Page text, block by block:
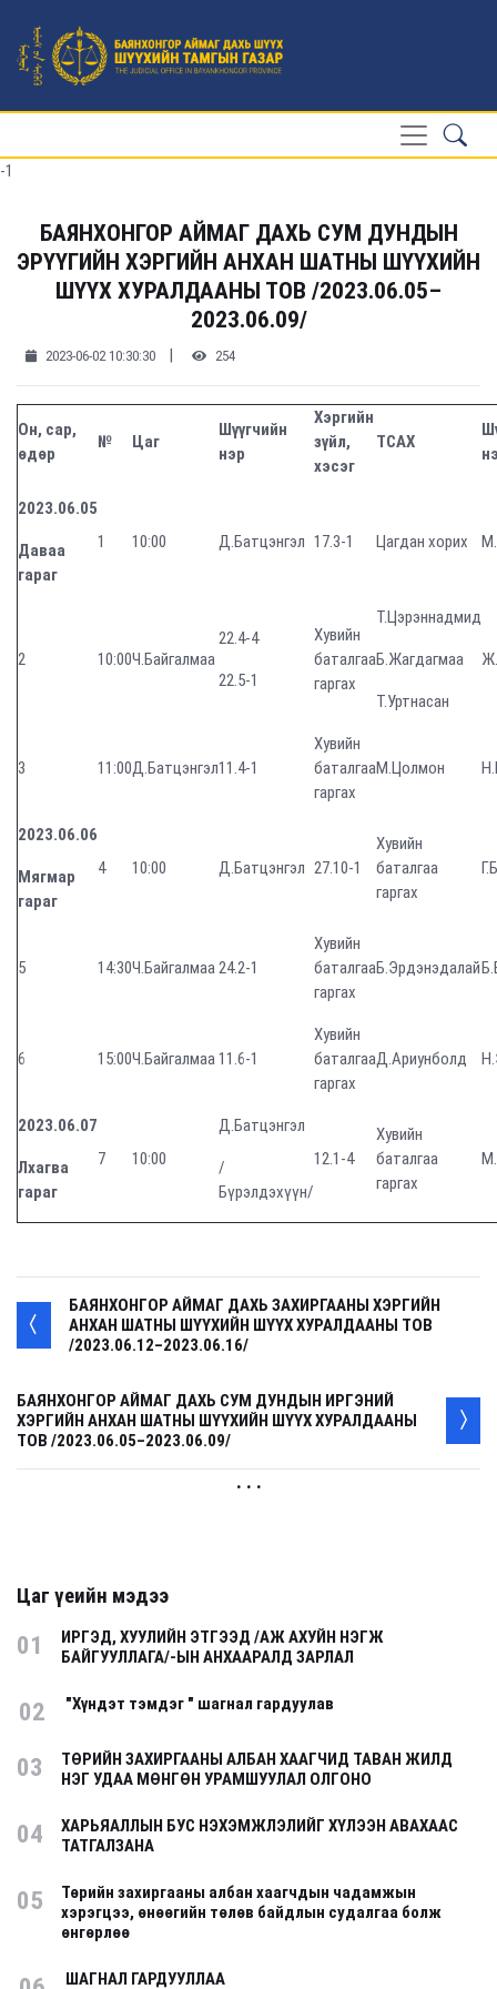
-1
БАЯНХОНГОР АЙМАГ ДАХЬ СУМ ДУНДЫН
ЭРҮҮГИЙН ХЭРГИЙН АНХАН ШАТНЫ ШҮҮХИЙН
ШҮҮХ ХУРАЛДААНЫ ТОВ /2023.06.05–
2023.06.09/
2023-06-02 10:30:30 | 254
Он, сар,
өдөр
№ Цаг
Шүүгчийн
нэр
Хэргийн
зүйл,
хэсэг
ТСАХ
2023.06.05
Даваа
гараг
1 10:00 Д.Батцэнгэл 17.3-1 Цагдан хорих
2 10:00Ч.Байгалмаа
22.4-4
22.5-1
Хувийн
баталгаа
гаргах
Т.Цэрэннадмид
Б.Жагдагмаа
Т.Уртнасан
3 11:00Д.Батцэнгэл11.4-1
Хувийн
баталгаа
гаргах
М.Цолмон
2023.06.06
Мягмар
гараг
4 10:00 Д.Батцэнгэл 27.10-1
Хувийн
баталгаа
гаргах
5 14:30Ч.Байгалмаа24.2-1
Хувийн
баталгаа
гаргах
Б.Эрдэнэдалай
6 15:00Ч.Байгалмаа11.6-1
Хувийн
баталгаа
гаргах
Д.Ариунболд
2023.06.07
Лхагва
гараг
7 10:00
Д.Батцэнгэл
/
Бүрэлдэхүүн/
12.1-4
Хувийн
баталгаа
гаргах
БАЯНХОНГОР АЙМАГ ДАХЬ ЗАХИРГААНЫ ХЭРГИЙН
АНХАН ШАТНЫ ШҮҮХИЙН ШҮҮХ ХУРАЛДААНЫ ТОВ
/2023.06.12–2023.06.16/
БАЯНХОНГОР АЙМАГ ДАХЬ СУМ ДУНДЫН ИРГЭНИЙ
ХЭРГИЙН АНХАН ШАТНЫ ШҮҮХИЙН ШҮҮХ ХУРАЛДААНЫ
ТОВ /2023.06.05–2023.06.09/
. . .
Цаг үеийн мэдээ
01
ИРГЭД, ХУУЛИЙН ЭТГЭЭД /АЖ АХУЙН НЭГЖ
БАЙГУУЛЛАГА/-ЫН АНХААРАЛД ЗАРЛАЛ
02 "Хүндэт тэмдэг " шагнал гардуулав
03
ТӨРИЙН ЗАХИРГААНЫ АЛБАН ХААГЧИД ТАВАН ЖИЛД
НЭГ УДАА МӨНГӨН УРАМШУУЛАЛ ОЛГОНО
04
ХАРЬЯАЛЛЫН БУС НЭХЭМЖЛЭЛИЙГ ХҮЛЭЭН АВАХААС
ТАТГАЛЗАНА
05
Төрийн захиргааны албан хаагчдын чадамжын
хэрэгцээ, өнөөгийн төлөв байдлын судалгаа болж
өнгөрлөө
ШАГНАЛ ГАРДУУЛЛАА